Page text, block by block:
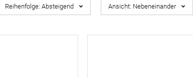
Reihenfolge: Absteigend Ansicht: Nebeneinander